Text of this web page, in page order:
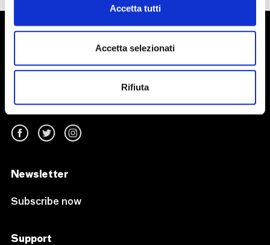
Accetta tutti
Accetta selezionati
Rifiuta
Follow us on
Newsletter
Subscribe now
Support